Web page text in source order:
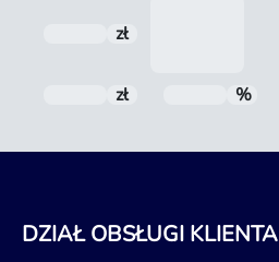
zł
zł %
DZIAŁ OBSŁUGI KLIENTA